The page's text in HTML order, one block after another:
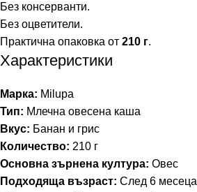
Без консерванти.
Без оцветители.
Практична опаковка от 210 г.
Характеристики
Марка: Milupa
Тип: Млечна овесена каша
Вкус: Банан и грис
Количество: 210 г
Основна зърнена култура: Овес
Подходяща възраст: След 6 месеца